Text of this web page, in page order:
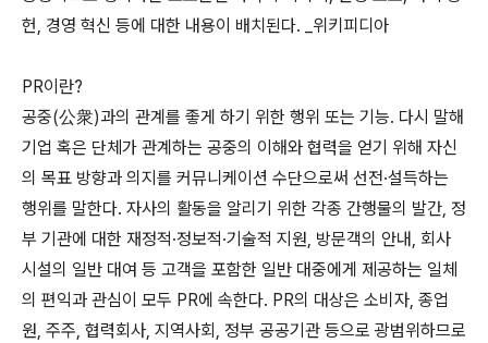
헌, 경영 혁신 등에 대한 내용이 배치된다. _위키피디아
PR이란?
공중(公衆)과의 관계를 좋게 하기 위한 행위 또는 기능. 다시 말해
기업 혹은 단체가 관계하는 공중의 이해와 협력을 얻기 위해 자신
의 목표 방향과 의지를 커뮤니케이션 수단으로써 선전·설득하는
행위를 말한다. 자사의 활동을 알리기 위한 각종 간행물의 발간, 정
부 기관에 대한 재정적·정보적·기술적 지원, 방문객의 안내, 회사
시설의 일반 대여 등 고객을 포함한 일반 대중에게 제공하는 일체
의 편익과 관심이 모두 PR에 속한다. PR의 대상은 소비자, 종업
원, 주주, 협력회사, 지역사회, 정부 공공기관 등으로 광범위하므로